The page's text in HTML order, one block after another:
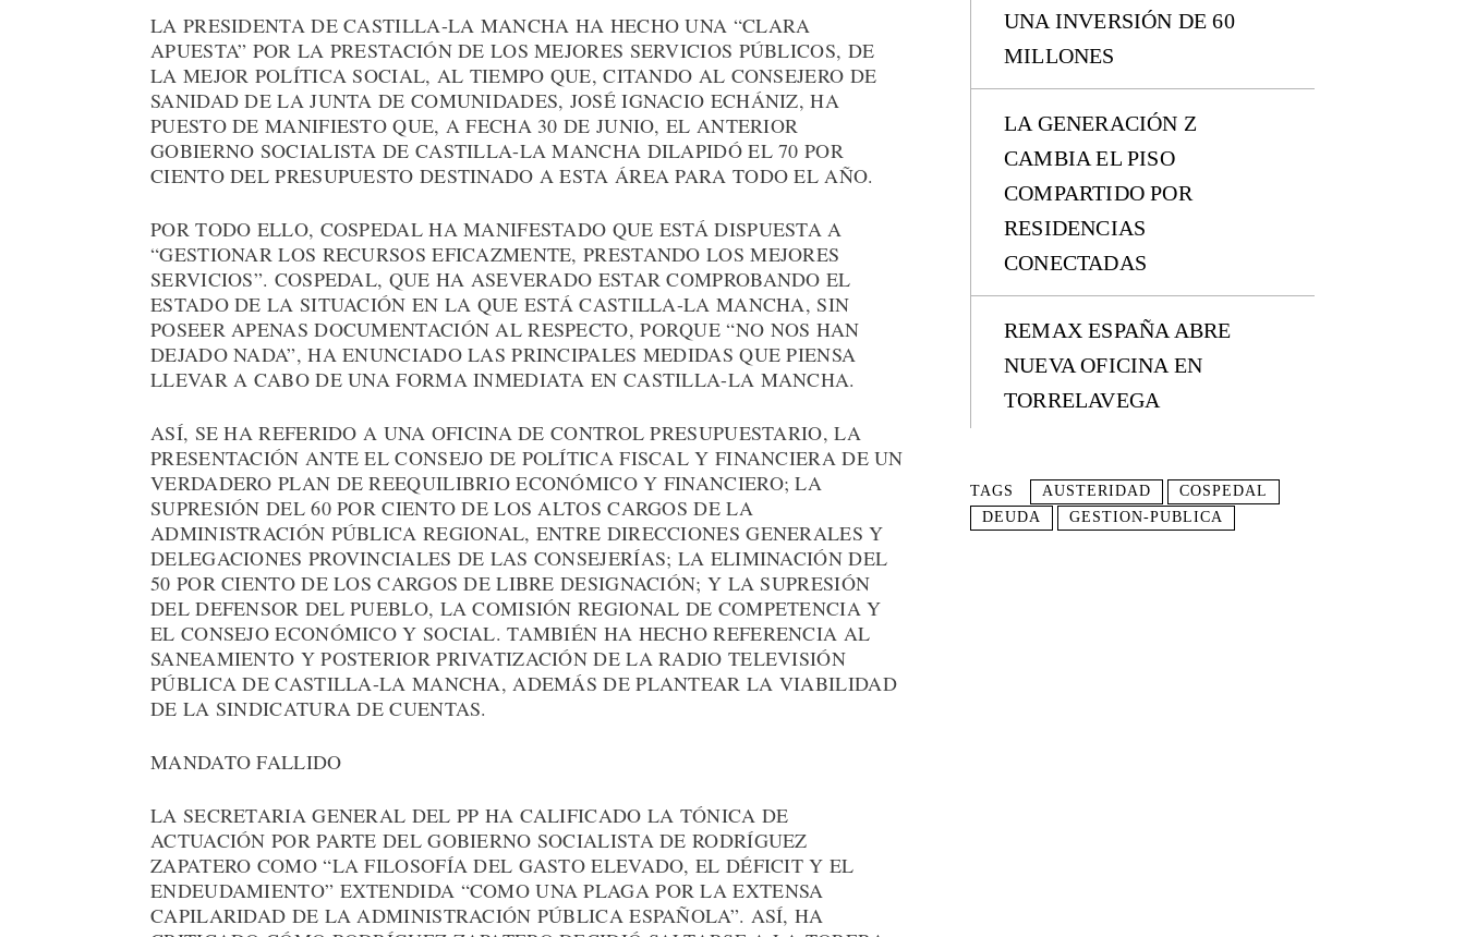
LA PRESIDENTA DE CASTILLA-LA MANCHA HA HECHO UNA “CLARA
APUESTA” POR LA PRESTACIÓN DE LOS MEJORES SERVICIOS PÚBLICOS, DE
LA MEJOR POLÍTICA SOCIAL, AL TIEMPO QUE, CITANDO AL CONSEJERO DE
SANIDAD DE LA JUNTA DE COMUNIDADES, JOSÉ IGNACIO ECHÁNIZ, HA
PUESTO DE MANIFIESTO QUE, A FECHA 30 DE JUNIO, EL ANTERIOR
GOBIERNO SOCIALISTA DE CASTILLA-LA MANCHA DILAPIDÓ EL 70 POR
CIENTO DEL PRESUPUESTO DESTINADO A ESTA ÁREA PARA TODO EL AÑO.
POR TODO ELLO, COSPEDAL HA MANIFESTADO QUE ESTÁ DISPUESTA A
“GESTIONAR LOS RECURSOS EFICAZMENTE, PRESTANDO LOS MEJORES
SERVICIOS”. COSPEDAL, QUE HA ASEVERADO ESTAR COMPROBANDO EL
ESTADO DE LA SITUACIÓN EN LA QUE ESTÁ CASTILLA-LA MANCHA, SIN
POSEER APENAS DOCUMENTACIÓN AL RESPECTO, PORQUE “NO NOS HAN
DEJADO NADA”, HA ENUNCIADO LAS PRINCIPALES MEDIDAS QUE PIENSA
LLEVAR A CABO DE UNA FORMA INMEDIATA EN CASTILLA-LA MANCHA.
ASÍ, SE HA REFERIDO A UNA OFICINA DE CONTROL PRESUPUESTARIO, LA
PRESENTACIÓN ANTE EL CONSEJO DE POLÍTICA FISCAL Y FINANCIERA DE UN
VERDADERO PLAN DE REEQUILIBRIO ECONÓMICO Y FINANCIERO; LA
SUPRESIÓN DEL 60 POR CIENTO DE LOS ALTOS CARGOS DE LA
ADMINISTRACIÓN PÚBLICA REGIONAL, ENTRE DIRECCIONES GENERALES Y
DELEGACIONES PROVINCIALES DE LAS CONSEJERÍAS; LA ELIMINACIÓN DEL
50 POR CIENTO DE LOS CARGOS DE LIBRE DESIGNACIÓN; Y LA SUPRESIÓN
DEL DEFENSOR DEL PUEBLO, LA COMISIÓN REGIONAL DE COMPETENCIA Y
EL CONSEJO ECONÓMICO Y SOCIAL. TAMBIÉN HA HECHO REFERENCIA AL
SANEAMIENTO Y POSTERIOR PRIVATIZACIÓN DE LA RADIO TELEVISIÓN
PÚBLICA DE CASTILLA-LA MANCHA, ADEMÁS DE PLANTEAR LA VIABILIDAD
DE LA SINDICATURA DE CUENTAS.
MANDATO FALLIDO
LA SECRETARIA GENERAL DEL PP HA CALIFICADO LA TÓNICA DE
ACTUACIÓN POR PARTE DEL GOBIERNO SOCIALISTA DE RODRÍGUEZ
ZAPATERO COMO “LA FILOSOFÍA DEL GASTO ELEVADO, EL DÉFICIT Y EL
ENDEUDAMIENTO” EXTENDIDA “COMO UNA PLAGA POR LA EXTENSA
CAPILARIDAD DE LA ADMINISTRACIÓN PÚBLICA ESPAÑOLA”. ASÍ, HA
UNA INVERSIÓN DE 60
MILLONES
LA GENERACIÓN Z
CAMBIA EL PISO
COMPARTIDO POR
RESIDENCIAS
CONECTADAS
REMAX ESPAÑA ABRE
NUEVA OFICINA EN
TORRELAVEGA
TAGS AUSTERIDAD
COSPEDAL
DEUDA
GESTION-PUBLICA